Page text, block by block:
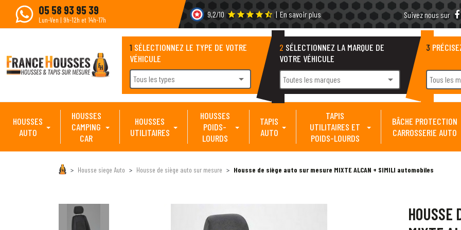
05 58 93 95 39
Lun-Ven | 9h-12h et 14h-17h
9,2/10 star starstarstarstar_half | En savoir plus Suivez nous sur
1 SÉLECTIONNEZ LE TYPE DE VOTRE
VÉHICULE
Tous les types arrow_drop_down
2 SÉLECTIONNEZ LA MARQUE DE
VOTRE VÉHICULE
Toutes les marques arrow_drop_down
3
Tous les
HOUSSES
AUTO
HOUSSES
CAMPING
CAR
HOUSSES
UTILITAIRES
HOUSSES
POIDS-
LOURDS
TAPIS
AUTO
TAPIS
UTILITAIRES ET
POIDS-LOURDS
BÂCHE PROTECTION
CARROSSERIE AUTO
Housse siege Auto Housse de siège auto sur mesure Housse de siège auto sur mesure MIXTE ALCAN + SIMILI automobiles
HOUSSE